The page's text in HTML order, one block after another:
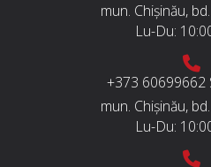
mun. Chișinău,
Lu-Du:
+373 60699662
mun. Chișinău,
Lu-Du: